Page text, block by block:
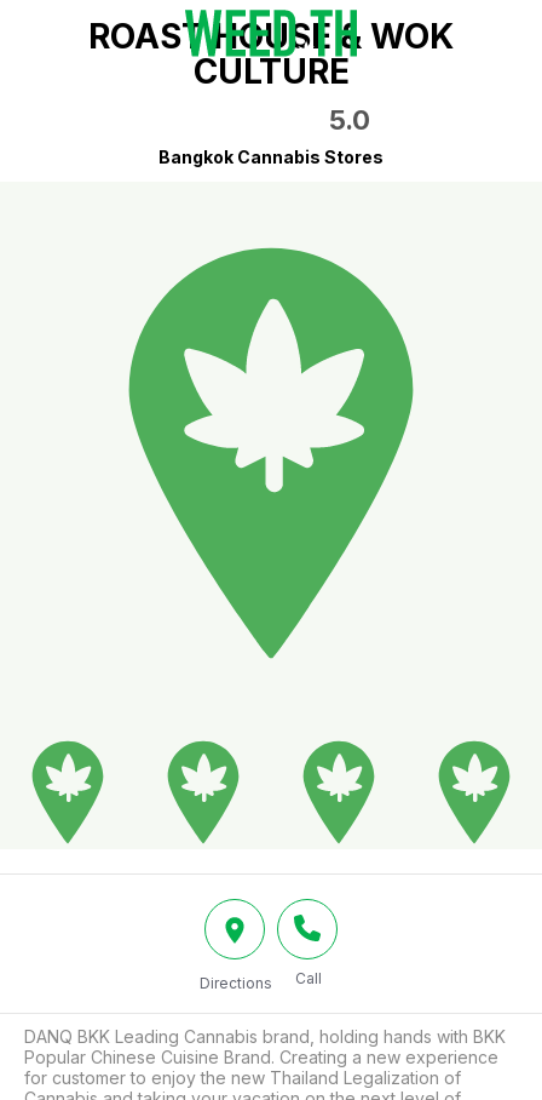
ROAST HOUSE & WOK
CULTURE
5.0
Bangkok Cannabis Stores
Directions Call
DANQ BKK Leading Cannabis brand, holding hands with BKK
Popular Chinese Cuisine Brand. Creating a new experience
for customer to enjoy the new Thailand Legalization of